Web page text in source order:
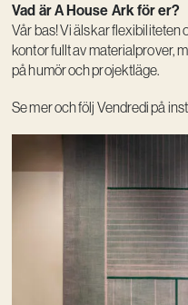
Vad är A House Ark för er?
Vår bas! Vi älskar flexibiliteten
kontor fullt av materialprover,
på humör och projektläge.
Se mer och följ Vendredi på